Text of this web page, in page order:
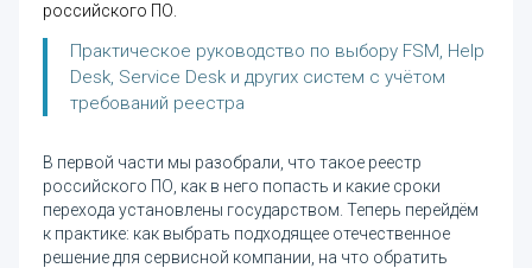
российского ПО.
Практическое руководство по выбору FSM, Help
Desk, Service Desk и других систем с учётом
требований реестра
В первой части мы разобрали, что такое реестр
российского ПО, как в него попасть и какие сроки
перехода установлены государством. Теперь перейдём
к практике: как выбрать подходящее отечественное
решение для сервисной компании, на что обратить